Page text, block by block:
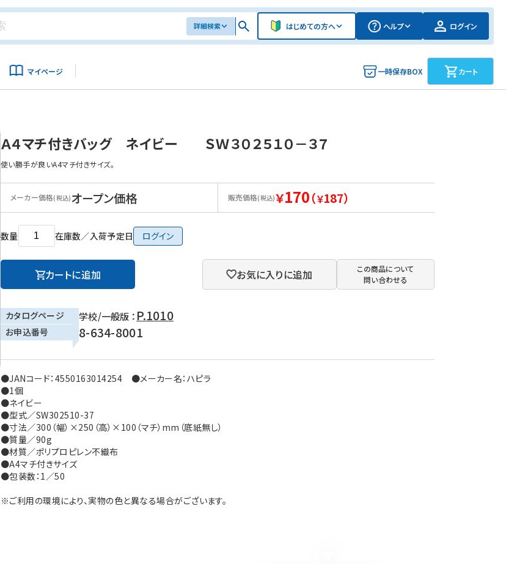
詳細検索 はじめての方へ ヘルプ ログイン
マイページ 一時保存BOX カート
Ａ４マチ付きバッグ ネイビー ＳＷ３０２５１０－３７
使い勝手が良いA4マチ付きサイズ。
メーカー価格(税込)オープン価格 販売価格(税込)￥170（￥187）
数量 在庫数／入荷予定日 ログイン
カートに追加 お気に入りに追加
この商品について
問い合わせる
カタログページ 学校/一般版 ： P.1010
お申込番号 8-634-8001
●JANコード：4550163014254 ●メーカー名：ハピラ
●1個
●ネイビー
●型式／SW302510-37
●寸法／300（幅）×250（高）×100（マチ）mm（底紙無し）
●質量／90g
●材質／ポリプロピレン不織布
●A4マチ付きサイズ
●包装数：1／50
※ご利用の環境により、実物の色と異なる場合がございます。